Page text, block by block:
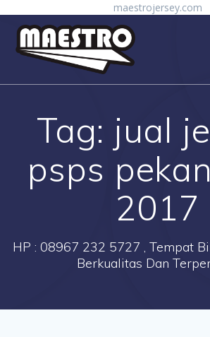
maestrojersey.com
Tag: jual
psps
2017
HP : 08967 232 5727 , Tempat
Berkualitas Dan